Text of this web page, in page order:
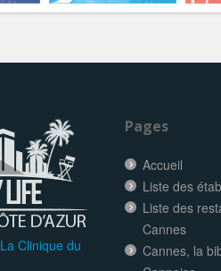
La Clinique du
Pages
Accueil
Liste des
Liste des
Cannes
Cannes, la